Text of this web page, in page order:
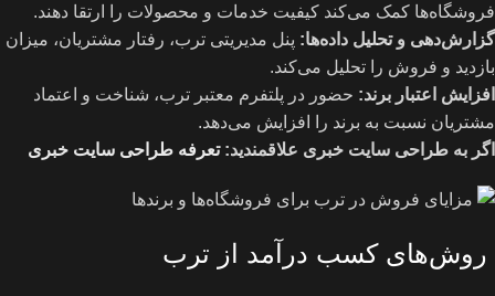
فروشگاه‌ها کمک می‌کند کیفیت خدمات و محصولات را ارتقا دهند.
گزارش‌دهی و تحلیل داده‌ها: پنل مدیریتی ترب، رفتار مشتریان، میزان
بازدید و فروش را تحلیل می‌کند.
افزایش اعتبار برند: حضور در پلتفرم معتبر ترب، شناخت و اعتماد
مشتریان نسبت به برند را افزایش می‌دهد.
اگر به طراحی سایت خبری علاقمندید:تعرفه طراحی سایت خبری
روش‌های کسب درآمد از ترب